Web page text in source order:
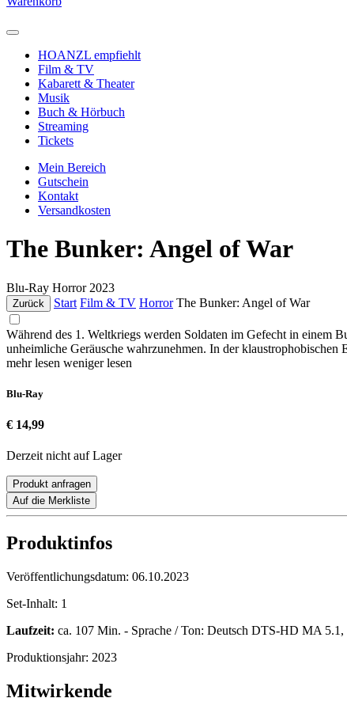
HOANZL empfiehlt
Film & TV
Kabarett & Theater
Musik
Buch & Hörbuch
Streaming
Tickets
Mein Bereich
Gutschein
Kontakt
Versandkosten
The Bunker: Angel of War
Blu-Ray Horror 2023
Zurück Start Film & TV Horror The Bunker: Angel of War
Während des 1. Weltkriegs werden Soldaten im Gefecht in einem
unheimliche Geräusche wahrzunehmen. In der
mehr lesen weniger lesen
Blu-Ray
€ 14,99
Derzeit nicht auf Lager
Produkt anfragen
Auf die Merkliste
Produktinfos
Veröffentlichungsdatum: 06.10.2023
Set-Inhalt: 1
Laufzeit: ca. 107 Min. - Sprache / Ton: Deutsch DTS-HD MA
Produktionsjahr: 2023
Mitwirkende